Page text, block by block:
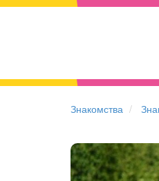
Знакомства